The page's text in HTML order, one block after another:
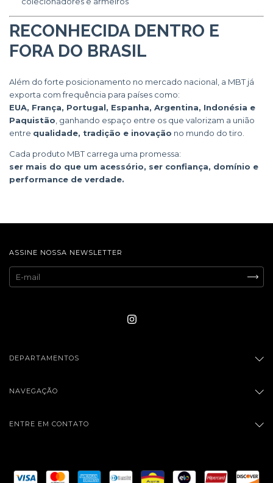
RECONHECIDA DENTRO E
FORA DO BRASIL
Além do forte posicionamento no mercado nacional, a MBT já
exporta com frequência para países como:
EUA, França, Portugal, Espanha, Argentina, Indonésia e
Paquistão , ganhando espaço entre os que valorizam a união
entre qualidade, tradição e inovação no mundo do tiro.
Cada produto MBT carrega uma promessa:
ser mais do que um acessório, ser confiança, domínio e
performance de verdade.
ASSINE NOSSA NEWSLETTER
DEPARTAMENTOS
NAVEGAÇÃO
ENTRE EM CONTATO